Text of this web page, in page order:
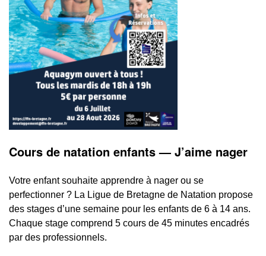
Cours de natation enfants — J’aime nager
Votre enfant souhaite apprendre à nager ou se
perfectionner ? La Ligue de Bretagne de Natation propose
des stages d’une semaine pour les enfants de 6 à 14 ans.
Chaque stage comprend 5 cours de 45 minutes encadrés
par des professionnels.